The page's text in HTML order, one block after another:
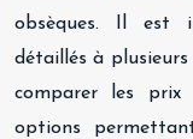
obsèques. Il est
détaillés à
comparer les prix
options